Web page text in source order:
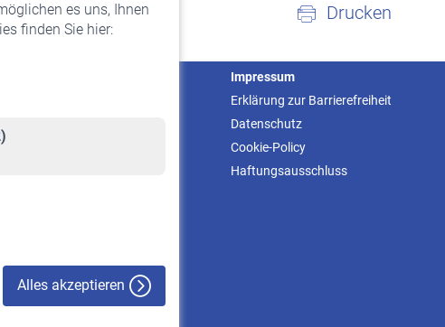
es uns, Ihnen
finden Sie hier:
Alles akzeptieren
Drucken
Impressum
Erklärung zur Barrierefreiheit
Datenschutz
Cookie-Policy
Haftungsausschluss